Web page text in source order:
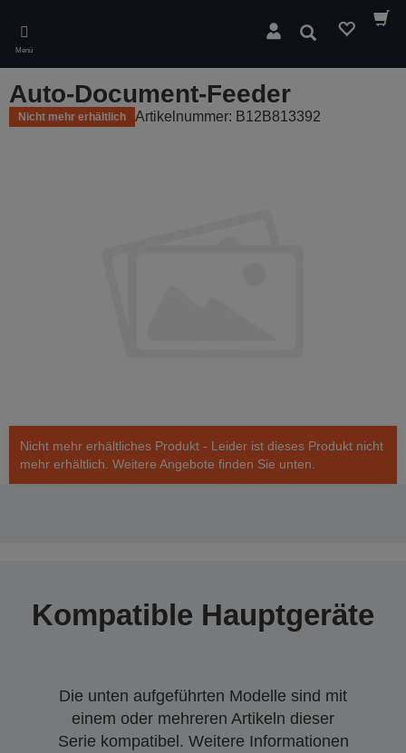
main
content
Menü
Suchen
Auto-Document-Feeder
Nicht mehr erhältlich Artikelnummer: B12B813392
Nicht mehr erhältliches Produkt - Leider ist dieses Produkt nicht
mehr erhältlich. Weitere Angebote finden Sie unten.
Kompatible Hauptgeräte
Die unten aufgeführten Modelle sind mit
einem oder mehreren Artikeln dieser
Serie kompatibel. Weitere Informationen